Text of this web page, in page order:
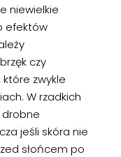
niewielkie
efektów
czy
zwykle
W rzadkich
jeśli skóra nie
słońcem po